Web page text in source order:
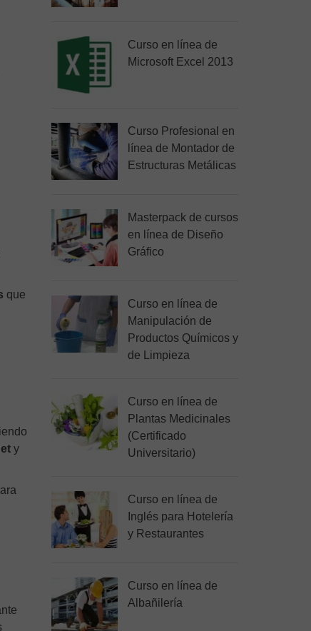
que
y
Curso en línea de
Microsoft Excel 2013
Curso Profesional en
línea de Montador de
Estructuras Metálicas
Masterpack de cursos
en línea de Diseño
Gráfico
Curso en línea de
Manipulación de
Productos Químicos y
de Limpieza
Curso en línea de
Plantas Medicinales
(Certificado
Universitario)
Curso en línea de
Inglés para Hotelería
y Restaurantes
Curso en línea de
Albañilería